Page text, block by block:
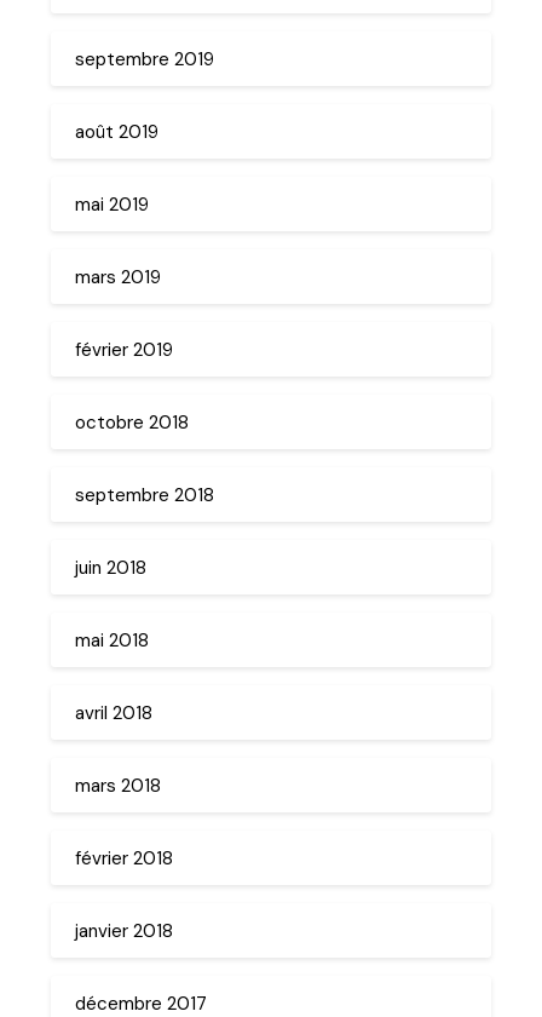
septembre 2019
août 2019
mai 2019
mars 2019
février 2019
octobre 2018
septembre 2018
juin 2018
mai 2018
avril 2018
mars 2018
février 2018
janvier 2018
décembre 2017